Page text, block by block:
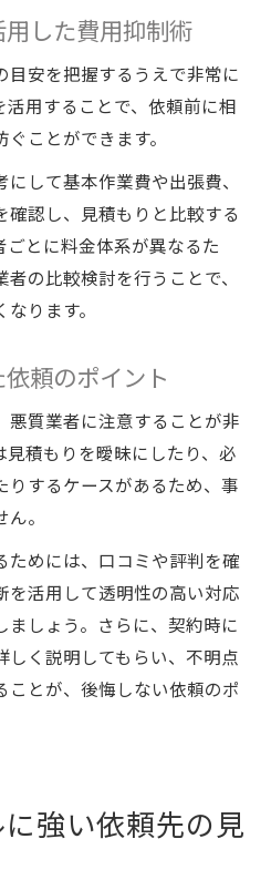
した費用抑制術
安を把握するうえで非常に
用することで、依頼前に相
ことができます。
して基本作業費や出張費、
確認し、見積もりと比較する
とに料金体系が異なるた
の比較検討を行うことで、
ります。
頼のポイント
悪質業者に注意することが非
積もりを曖昧にしたり、必
りするケースがあるため、事
。
ためには、口コミや評判を確
を活用して透明性の高い対応
ましょう。さらに、契約時に
しく説明してもらい、不明点
ことが、後悔しない依頼のポ
強い依頼先の見